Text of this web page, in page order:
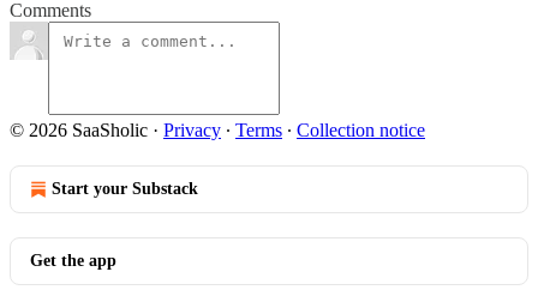
Comments
© 2026 SaaSholic · Privacy ∙ Terms ∙ Collection notice
Start your Substack
Get the app